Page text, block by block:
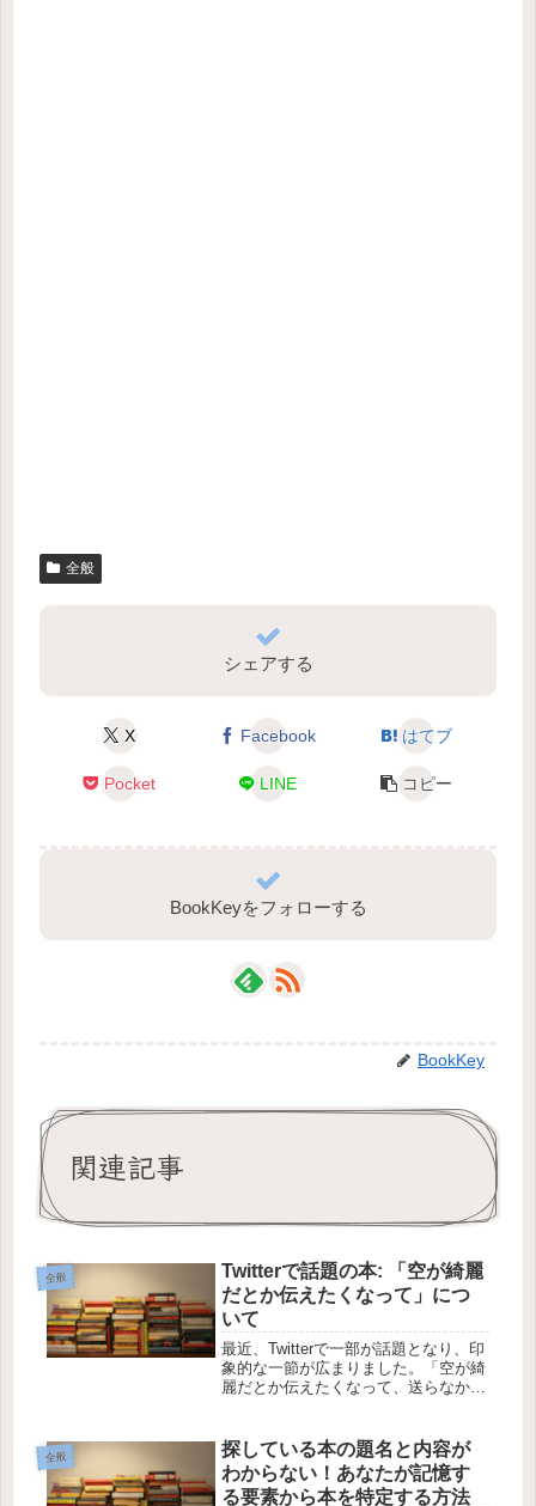
全般
シェアする
X Facebook はてブ
Pocket LINE コピー
BookKeyをフォローする
BookKey
関連記事
全般
Twitterで話題の本: 「空が綺麗
だとか伝えたくなって」につ
いて
最近、Twitterで一部が話題となり、印
象的な一節が広まりました。「空が綺
麗だとか伝えたくなって、送らなかっ
どのような本なのでしょうか？この記
事では、この本に関する情報を...
全般
探している本の題名と内容が
わからない！あなたが記憶す
る要素から本を特定する方法